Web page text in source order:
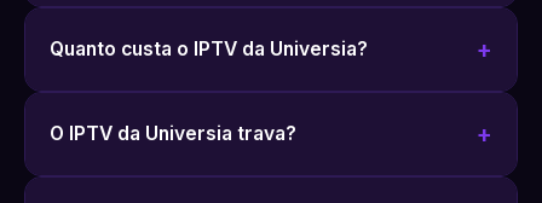
Quanto custa o IPTV da Universia?
O IPTV da Universia trava?